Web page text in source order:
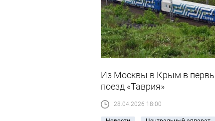
Из Москвы в Крым в
поезд «Таврия»
28.04.2026 18:00